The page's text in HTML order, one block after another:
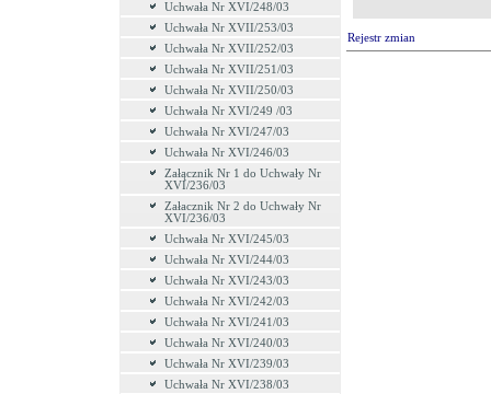
Uchwała Nr XVI/248/03
Uchwała Nr XVII/253/03
Uchwała Nr XVII/252/03
Uchwała Nr XVII/251/03
Uchwała Nr XVII/250/03
Uchwała Nr XVI/249 /03
Uchwała Nr XVI/247/03
Uchwała Nr XVI/246/03
Załącznik Nr 1 do Uchwały Nr
XVI/236/03
Załacznik Nr 2 do Uchwały Nr
XVI/236/03
Uchwała Nr XVI/245/03
Uchwała Nr XVI/244/03
Uchwała Nr XVI/243/03
Uchwała Nr XVI/242/03
Uchwała Nr XVI/241/03
Uchwała Nr XVI/240/03
Uchwała Nr XVI/239/03
Uchwała Nr XVI/238/03
Rejestr zmian